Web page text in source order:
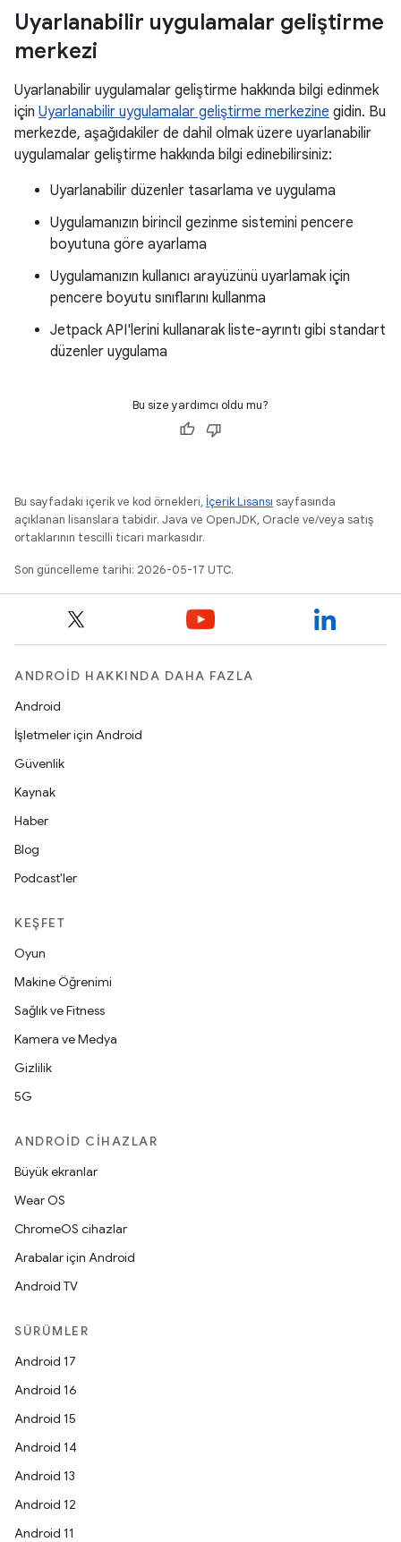
Uyarlanabilir uygulamalar geliştirme
merkezi
Uyarlanabilir uygulamalar geliştirme hakkında bilgi edinmek
için Uyarlanabilir uygulamalar geliştirme merkezine gidin. Bu
merkezde, aşağıdakiler de dahil olmak üzere uyarlanabilir
uygulamalar geliştirme hakkında bilgi edinebilirsiniz:
Uyarlanabilir düzenler tasarlama ve uygulama
Uygulamanızın birincil gezinme sistemini pencere
boyutuna göre ayarlama
Uygulamanızın kullanıcı arayüzünü uyarlamak için
pencere boyutu sınıflarını kullanma
Jetpack API'lerini kullanarak liste-ayrıntı gibi standart
düzenler uygulama
Bu size yardımcı oldu mu?
Bu sayfadaki içerik ve kod örnekleri, İçerik Lisansı sayfasında
açıklanan lisanslara tabidir. Java ve OpenJDK, Oracle ve/veya satış
ortaklarının tescilli ticari markasıdır.
Son güncelleme tarihi: 2026-05-17 UTC.
ANDROID HAKKINDA DAHA FAZLA
Android
İşletmeler için Android
Güvenlik
Kaynak
Haber
Blog
Podcast'ler
KEŞFET
Oyun
Makine Öğrenimi
Sağlık ve Fitness
Kamera ve Medya
Gizlilik
5G
ANDROID CIHAZLAR
Büyük ekranlar
Wear OS
ChromeOS cihazlar
Arabalar için Android
Android TV
SÜRÜMLER
Android 17
Android 16
Android 15
Android 14
Android 13
Android 12
Android 11